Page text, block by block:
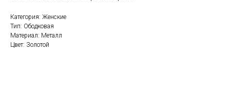
Категория: Женские
Тип: Ободковая
Материал: Металл
Цвет: Золотой